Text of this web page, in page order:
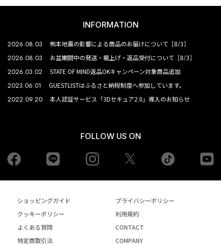
INFORMATION
2026.08.03 熊本地震の影響による商品のお届けについて［8/3］
2026.08.03 お盆期間中の発送・裾上げ・返品受付について［8/3］
2026.03.02 STATE OF MIND返品OKキャンペーン対象商品追加
2023.06.01 GUESTLISTはふるさと納税制度へ参加しています。
2022.09.20 本人認証サービス「3Dセキュア2.0」導入のお知らせ
FOLLOW US ON
Facebook Instagram tiktok
ショッピングガイド
プライバシーポリシー
クッキーポリシー
利用規約
よくある質問
CONTACT
特定商取引法
COMPANY